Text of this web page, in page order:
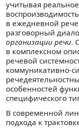
учитывая
в ежедневной
разговорный
организации речи.
в комплексном
речевой
коммуникативно-
особенностей
специфического
В современной
подхода к